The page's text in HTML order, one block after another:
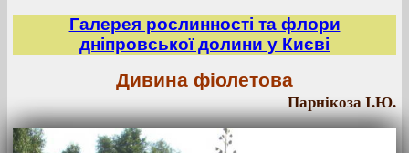
Галерея рослинності та флори
дніпровської долини у Києві
Дивина фіолетова
Парнікоза І.Ю.